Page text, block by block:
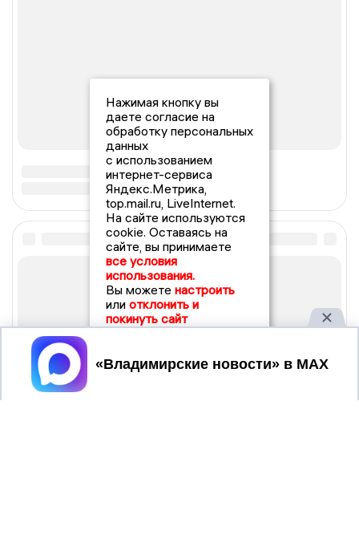
Нажимая кнопку вы
даете согласие на
обработку персональных
данных
с использованием
интернет-сервиса
Яндекс.Метрика,
top.mail.ru, LiveInternet.
На сайте используются
cookie. Оставаясь на
сайте, вы принимаете
все условия
использования.
Вы можете настроить
или отклонить и
покинуть сайт
Принять